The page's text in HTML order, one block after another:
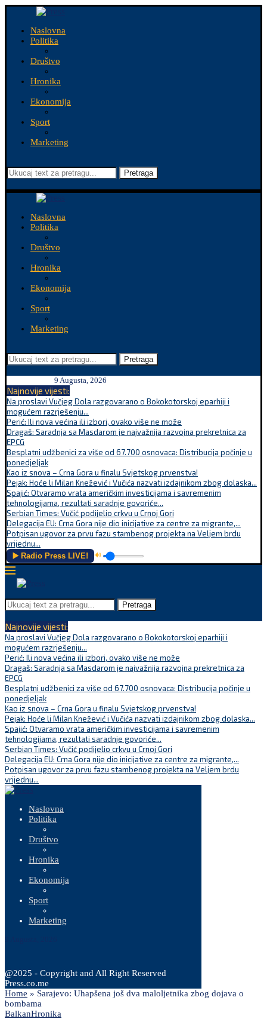
Naslovna
Politika
Društvo
Hronika
Ekonomija
Sport
Marketing
Pretraga
Naslovna
Politika
Društvo
Hronika
Ekonomija
Sport
Marketing
Pretraga
9 Augusta, 2026
Najnovije vijesti:
Na proslavi Vučjeg Dola razgovarano o Bokokotorskoj eparhiji i
mogućem razrješenju...
Perić: Ili nova većina ili izbori, ovako više ne može
Dragaš: Saradnja sa Masdarom je najvažnija razvojna prekretnica za
EPCG
Besplatni udžbenici za više od 67.700 osnovaca: Distribucija počinje u
ponedjeljak
Kao iz snova – Crna Gora u finalu Svjetskog prvenstva!
Pejak: Hoće li Milan Knežević i Vučića nazvati izdajnikom zbog dolaska...
Spajić: Otvaramo vrata američkim investicijama i savremenim
tehnologijama, rezultati saradnje govoriće...
Serbian Times: Vučić podijelio crkvu u Crnoj Gori
Delegacija EU: Crna Gora nije dio inicijative za centre za migrante,...
Potpisan ugovor za prvu fazu stambenog projekta na Veljem brdu
vrijednu...
▶️ Radio Press LIVE! 🔊
Pretraga
Najnovije vijesti:
Na proslavi Vučjeg Dola razgovarano o Bokokotorskoj eparhiji i
mogućem razrješenju...
Perić: Ili nova većina ili izbori, ovako više ne može
Dragaš: Saradnja sa Masdarom je najvažnija razvojna prekretnica za
EPCG
Besplatni udžbenici za više od 67.700 osnovaca: Distribucija počinje u
ponedjeljak
Kao iz snova – Crna Gora u finalu Svjetskog prvenstva!
Pejak: Hoće li Milan Knežević i Vučića nazvati izdajnikom zbog dolaska...
Spajić: Otvaramo vrata američkim investicijama i savremenim
tehnologijama, rezultati saradnje govoriće...
Serbian Times: Vučić podijelio crkvu u Crnoj Gori
Delegacija EU: Crna Gora nije dio inicijative za centre za migrante,...
Potpisan ugovor za prvu fazu stambenog projekta na Veljem brdu
vrijednu...
Naslovna
Politika
Društvo
Hronika
Ekonomija
Sport
Marketing
@2025 - Copyright and All Right Reserved
Press.co.me
Home » Sarajevo: Uhapšena još dva maloljetnika zbog dojava o
bombama
BalkanHronika